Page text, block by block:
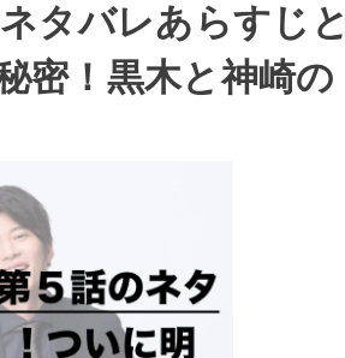
タバレあらすじと
密！黒木と神崎の